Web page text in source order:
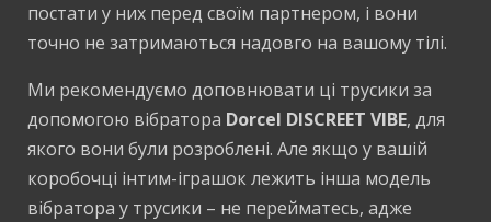
постати у них перед своїм партнером, і вони
точно не затримаються надовго на вашому тілі.
Ми рекомендуємо доповнювати ці трусики за
допомогою вібратора Dorcel DISCREET VIBE, для
якого вони були розроблені. Але якщо у вашій
коробочці інтим-іграшок лежить інша модель
вібратора у трусики – не перейматесь, адже